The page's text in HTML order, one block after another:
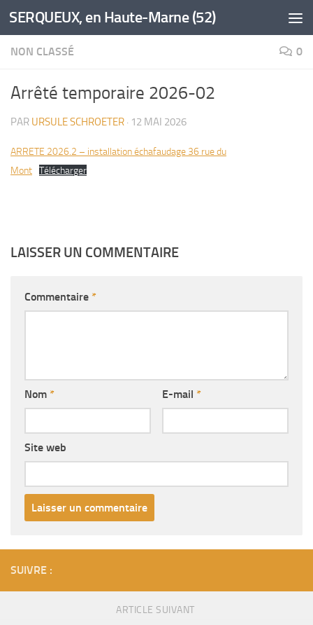
Skip to content
SERQUEUX, en Haute-Marne (52)
NON CLASSÉ 0
Arrêté temporaire 2026-02
PAR URSULE SCHROETER · 12 MAI 2026
ARRETE 2026.2 – installation échafaudage 36 rue du
Mont
Télécharger
LAISSER UN COMMENTAIRE
Commentaire *
Nom * E-mail *
Site web
SUIVRE :
ARTICLE SUIVANT